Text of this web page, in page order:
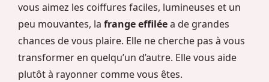
vous aimez les coiffures faciles, lumineuses et un
peu mouvantes, la frange effiléea de grandes
chances de vous plaire. Elle ne cherche pas à vous
transformer en quelqu’un d’autre. Elle vous aide
plutôt à rayonner comme vous êtes.